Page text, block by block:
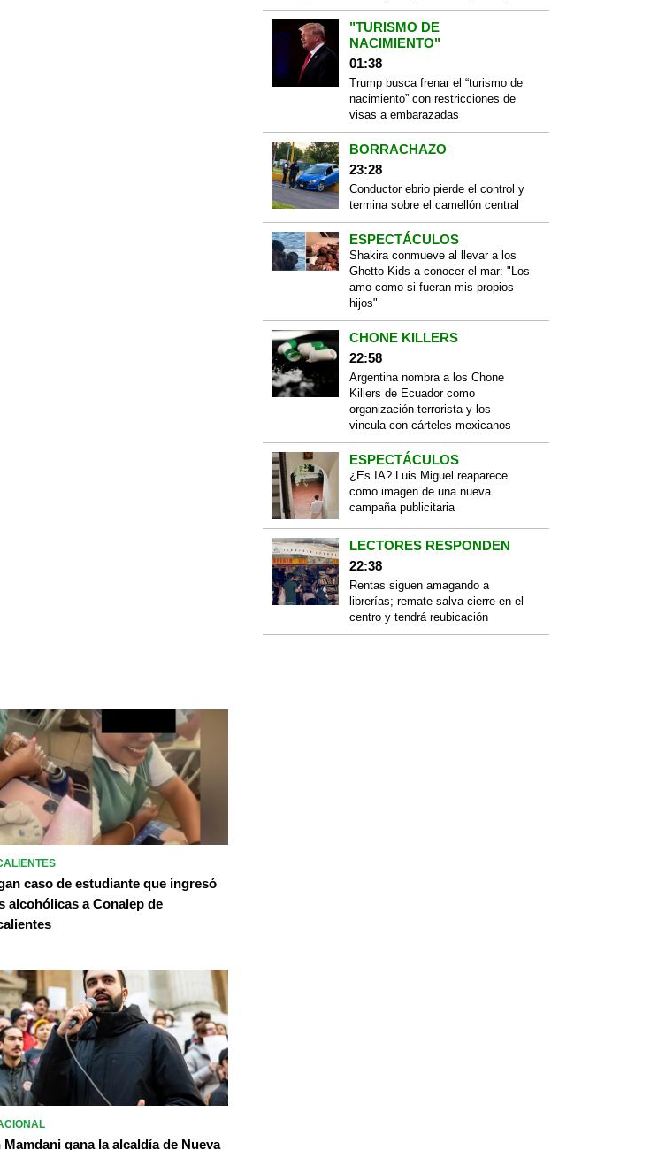
"TURISMO DE
NACIMIENTO"
01:38
Trump busca frenar el “turismo de
nacimiento” con restricciones de
visas a embarazadas
BORRACHAZO
23:28
Conductor ebrio pierde el control y
termina sobre el camellón central
ESPECTÁCULOS
Shakira conmueve al llevar a los
Ghetto Kids a conocer el mar: "Los
amo como si fueran mis propios
hijos"
CHONE KILLERS
22:58
Argentina nombra a los Chone
Killers de Ecuador como
organización terrorista y los
vincula con cárteles mexicanos
ESPECTÁCULOS
¿Es IA? Luis Miguel reaparece
como imagen de una nueva
campaña publicitaria
LECTORES RESPONDEN
22:38
Rentas siguen amagando a
librerías; remate salva cierre en el
centro y tendrá reubicación
caso de estudiante que ingresó
alcohólicas a Conalep de
Mamdani gana la alcaldía de Nueva